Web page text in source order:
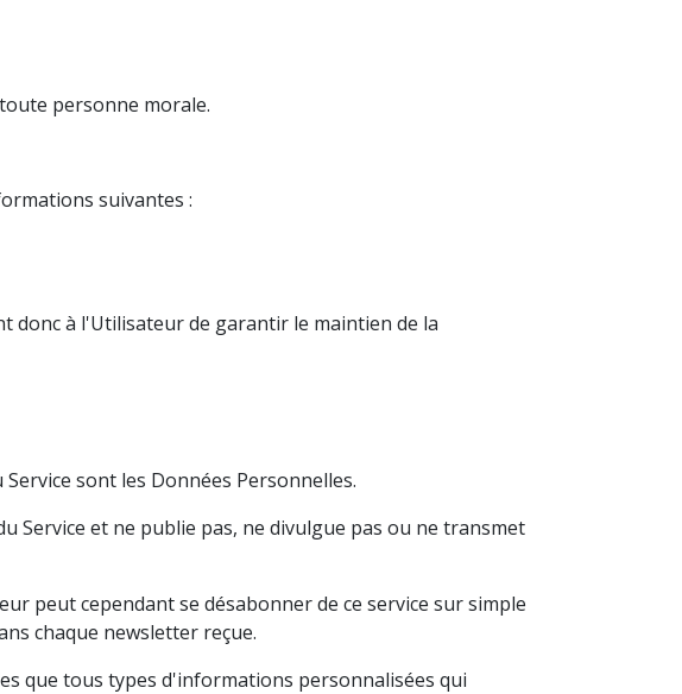
personne morale.
suivantes :
donc à l'Utilisateur de garantir le maintien de la
sont les Données Personnelles.
Service et ne publie pas, ne divulgue pas ou ne transmet
peut cependant se désabonner de ce service sur simple
chaque newsletter reçue.
que tous types d'informations personnalisées qui